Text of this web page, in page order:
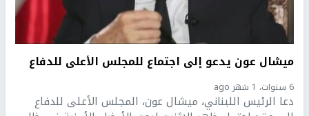
ميشال عون يدعو إلى اجتماع للمجلس الأعلى للدفاع
6 سنوات، 1 شهر ago
دعا الرئيس اللبناني، ميشال عون، المجلس الأعلى للدفاع